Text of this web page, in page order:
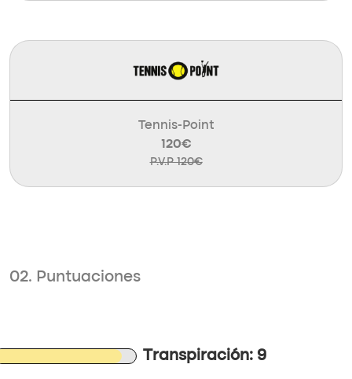
Tennis-Point
120€
P.V.P 120€
02. Puntuaciones
Transpiración: 9